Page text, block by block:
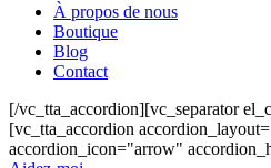
À propos de nous
Boutique
Blog
Contact
[/vc_tta_accordion][vc_separator
[vc_tta_accordion
accordion_icon="arrow"